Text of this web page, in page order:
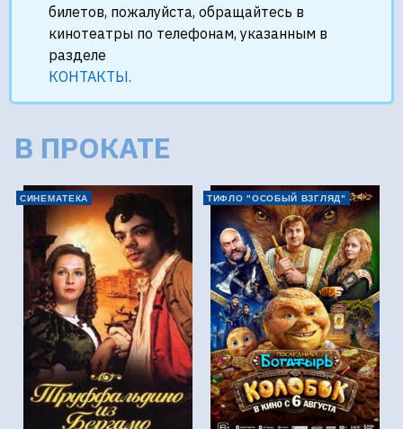
билетов, пожалуйста, обращайтесь в
кинотеатры по телефонам, указанным в
разделе
КОНТАКТЫ.
В ПРОКАТЕ
СИНЕМАТЕКА ТИФЛО "ОСОБЫЙ ВЗГЛЯД"